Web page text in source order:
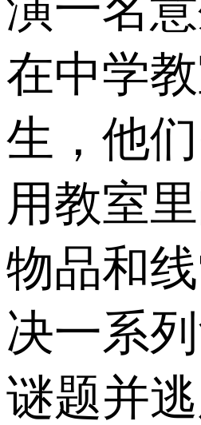
在中学
生，他
用教室
物品和
决一系
谜题并逃